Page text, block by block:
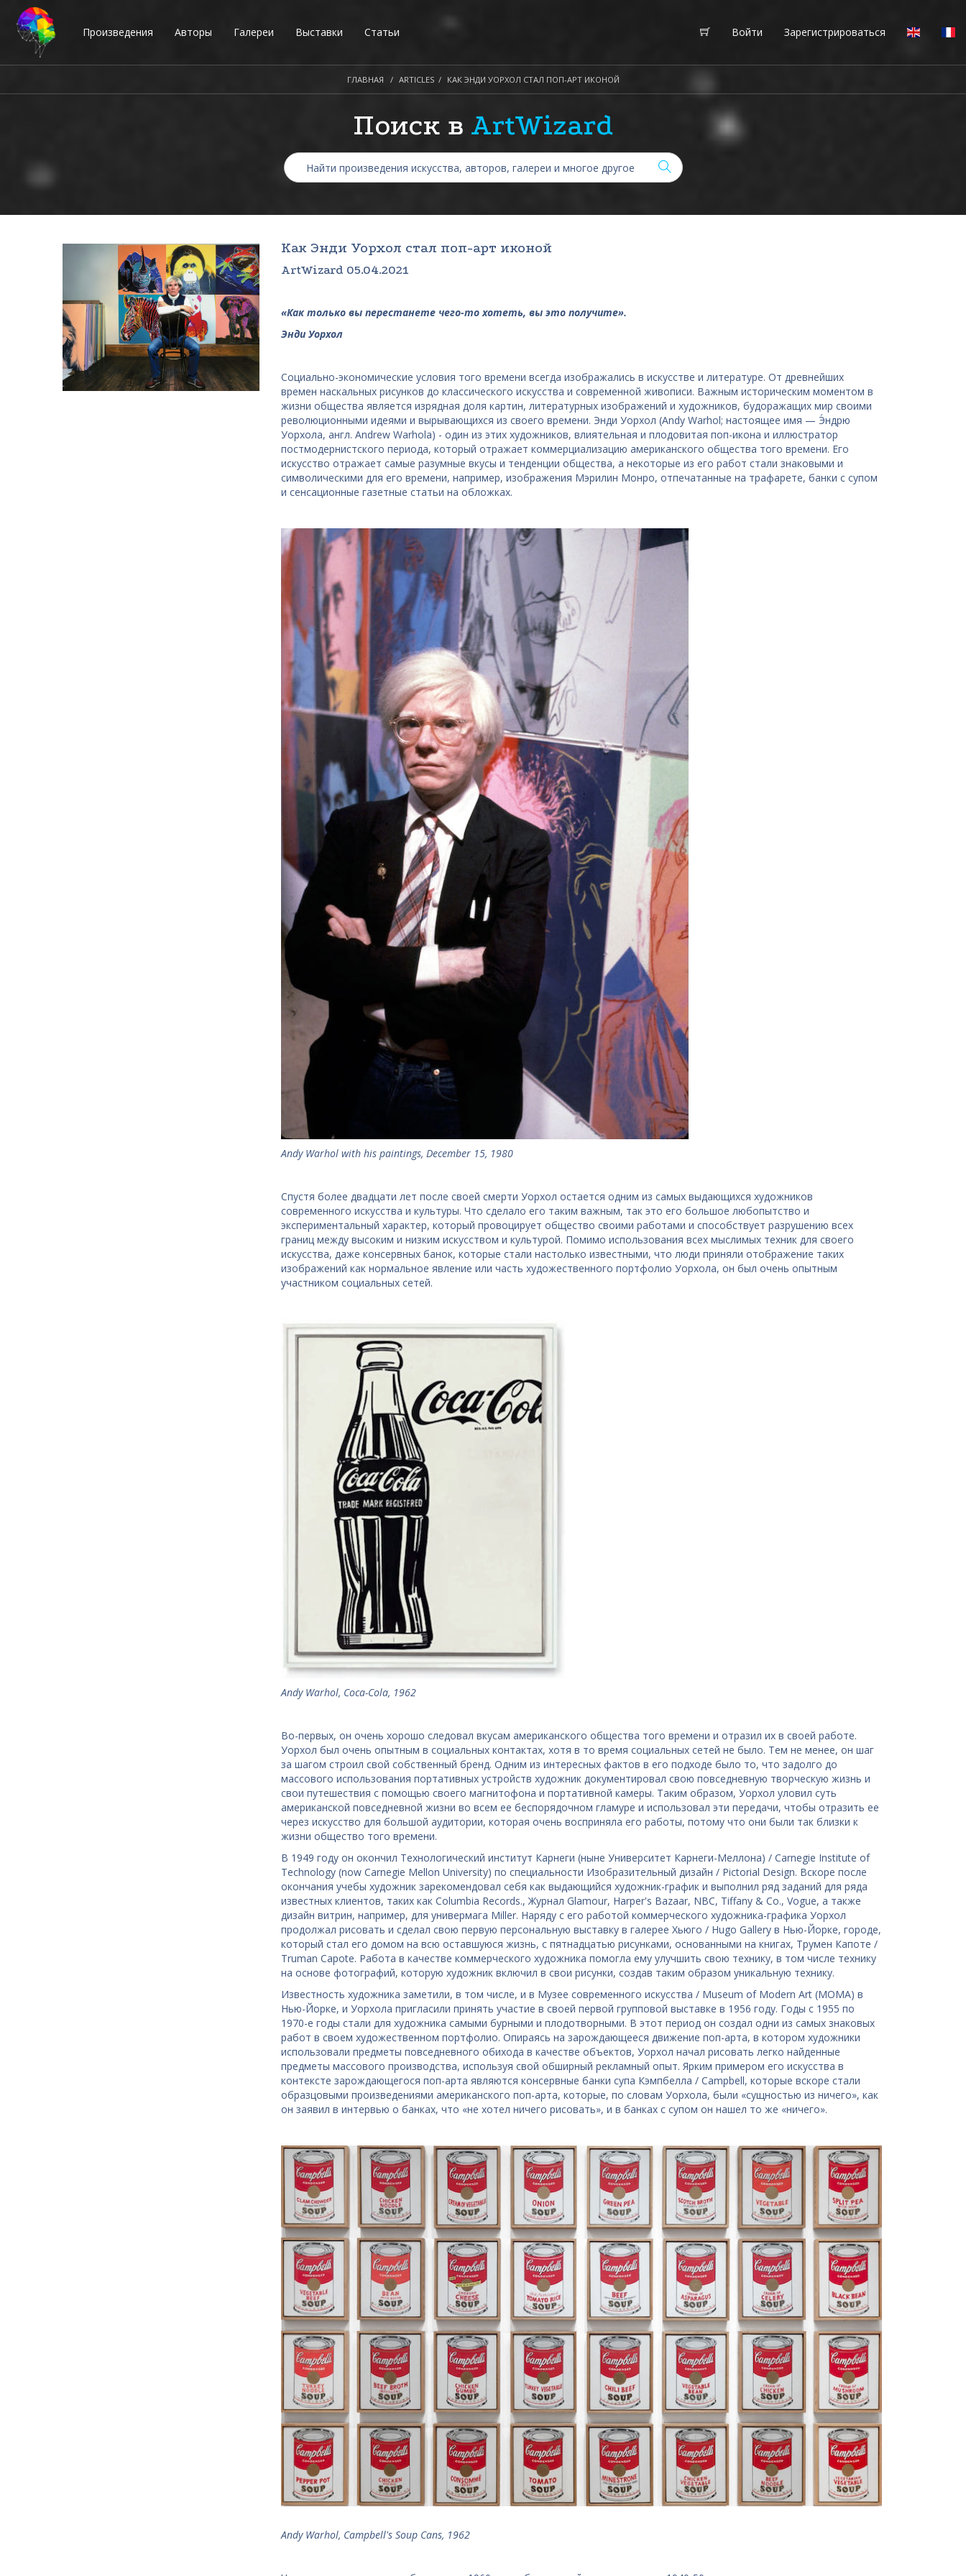
Произведения Авторы Галереи Выставки Статьи Войти Зарегистрироваться
ГЛАВНАЯ ARTICLES КАК ЭНДИ УОРХОЛ СТАЛ ПОП-АРТ ИКОНОЙ
Поиск в ArtWizard
Как Энди Уорхол стал поп-арт иконой
ArtWizard 05.04.2021
«Как только вы перестанете чего-то хотеть, вы это получите».
Энди Уорхол
Социально-экономические условия того времени всегда изображались в искусстве и литературе. От древнейших
времен наскальных рисунков до классического искусства и современной живописи. Важным историческим моментом в
жизни общества является изрядная доля картин, литературных изображений и художников, будоражащих мир своими
революционными идеями и вырывающихся из своего времени. Энди Уорхол (Andy Warhol; настоящее имя — Э́ндрю
Уорхола, англ. Andrew Warhola) - один из этих художников, влиятельная и плодовитая поп-икона и иллюстратор
постмодернистского периода, который отражает коммерциализацию американского общества того времени. Его
искусство отражает самые разумные вкусы и тенденции общества, а некоторые из его работ стали знаковыми и
символическими для его времени, например, изображения Мэрилин Монро, отпечатанные на трафарете, банки с супом
и сенсационные газетные статьи на обложках.
Andy Warhol with his paintings, December 15, 1980
Спустя более двадцати лет после своей смерти Уорхол остается одним из самых выдающихся художников
современного искусства и культуры. Что сделало его таким важным, так это его большое любопытство и
экспериментальный характер, который провоцирует общество своими работами и способствует разрушению всех
границ между высоким и низким искусством и культурой. Помимо использования всех мыслимых техник для своего
искусства, даже консервных банок, которые стали настолько известными, что люди приняли отображение таких
изображений как нормальное явление или часть художественного портфолио Уорхола, он был очень опытным
участником социальных сетей.
Andy Warhol, Coca-Cola, 1962
Во-первых, он очень хорошо следовал вкусам американского общества того времени и отразил их в своей работе.
Уорхол был очень опытным в социальных контактах, хотя в то время социальных сетей не было. Тем не менее, он шаг
за шагом строил свой собственный бренд. Одним из интересных фактов в его подходе было то, что задолго до
массового использования портативных устройств художник документировал свою повседневную творческую жизнь и
свои путешествия с помощью своего магнитофона и портативной камеры. Таким образом, Уорхол уловил суть
американской повседневной жизни во всем ее беспорядочном гламуре и использовал эти передачи, чтобы отразить ее
через искусство для большой аудитории, которая очень восприняла его работы, потому что они были так близки к
жизни общество того времени.
В 1949 году он окончил Технологический институт Карнеги (ныне Университет Карнеги-Меллона) / Carnegie Institute of
Technology (now Carnegie Mellon University) по специальности Изобразительный дизайн / Pictorial Design. Вскоре после
окончания учебы художник зарекомендовал себя как выдающийся художник-график и выполнил ряд заданий для ряда
известных клиентов, таких как Columbia Records., Журнал Glamour, Harper's Bazaar, NBC, Tiffany & Co., Vogue, а также
дизайн витрин, например, для универмага Miller. Наряду с его работой коммерческого художника-графика Уорхол
продолжал рисовать и сделал свою первую персональную выставку в галерее Хьюго / Hugo Gallery в Нью-Йорке, городе,
который стал его домом на всю оставшуюся жизнь, с пятнадцатью рисунками, основанными на книгах, Трумен Капоте /
Truman Capote. Работа в качестве коммерческого художника помогла ему улучшить свою технику, в том числе технику
на основе фотографий, которую художник включил в свои рисунки, создав таким образом уникальную технику.
Известность художника заметили, в том числе, и в Музее современного искусства / Museum of Modern Art (МОМА) в
Нью-Йорке, и Уорхола пригласили принять участие в своей первой групповой выставке в 1956 году. Годы с 1955 по
1970-е годы стали для художника самыми бурными и плодотворными. В этот период он создал одни из самых знаковых
работ в своем художественном портфолио. Опираясь на зарождающееся движение поп-арта, в котором художники
использовали предметы повседневного обихода в качестве объектов, Уорхол начал рисовать легко найденные
предметы массового производства, используя свой обширный рекламный опыт. Ярким примером его искусства в
контексте зарождающегося поп-арта являются консервные банки супа Кэмпбелла / Campbell, которые вскоре стали
образцовыми произведениями американского поп-арта, которые, по словам Уорхола, были «сущностью из ничего», как
он заявил в интервью о банках, что «не хотел ничего рисовать», и в банках с супом он нашел то же «ничего».
Andy Warhol, Campbell's Soup Cans, 1962